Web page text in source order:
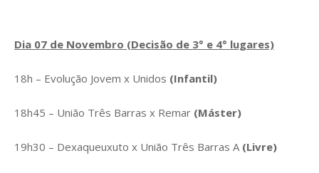
Dia 07 de Novembro (Decisão de 3° e 4° lugares)
18h – Evolução Jovem x Unidos (Infantil)
18h45 – União Três Barras x Remar (Máster)
19h30 – Dexaqueuxuto x União Três Barras A (Livre)